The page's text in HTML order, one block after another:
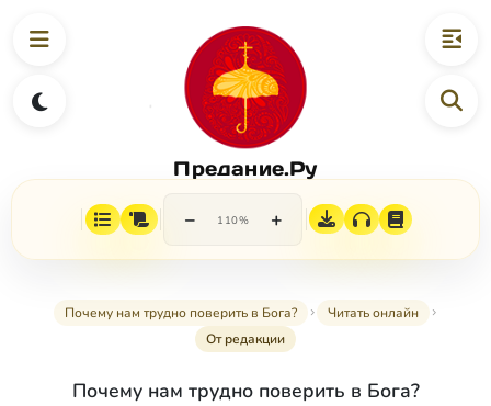
Предание.Ру
− 110% +
Почему нам трудно поверить в Бога?
Читать онлайн
От редакции
Почему нам трудно поверить в Бога?